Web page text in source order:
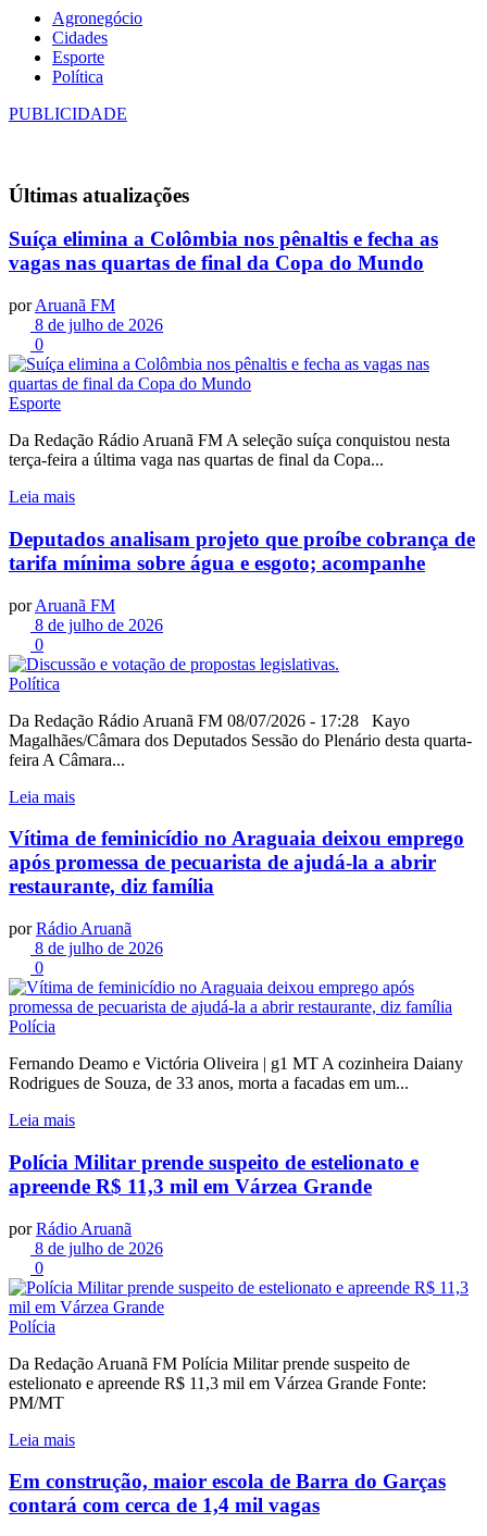
Agronegócio
Cidades
Esporte
Política
PUBLICIDADE
Últimas atualizações
Suíça elimina a Colômbia nos pênaltis e fecha as
vagas nas quartas de final da Copa do Mundo
por Aruanã FM
8 de julho de 2026
0
Esporte
Da Redação Rádio Aruanã FM A seleção suíça conquistou nesta
terça-feira a última vaga nas quartas de final da Copa...
Leia mais
Deputados analisam projeto que proíbe cobrança de
tarifa mínima sobre água e esgoto; acompanhe
por Aruanã FM
8 de julho de 2026
0
Política
Da Redação Rádio Aruanã FM 08/07/2026 - 17:28 Kayo
Magalhães/Câmara dos Deputados Sessão do Plenário desta quarta-
feira A Câmara...
Leia mais
Vítima de feminicídio no Araguaia deixou emprego
após promessa de pecuarista de ajudá-la a abrir
restaurante, diz família
por Rádio Aruanã
8 de julho de 2026
0
Polícia
Fernando Deamo e Victória Oliveira | g1 MT A cozinheira Daiany
Rodrigues de Souza, de 33 anos, morta a facadas em um...
Leia mais
Polícia Militar prende suspeito de estelionato e
apreende R$ 11,3 mil em Várzea Grande
por Rádio Aruanã
8 de julho de 2026
0
Polícia
Da Redação Aruanã FM Polícia Militar prende suspeito de
estelionato e apreende R$ 11,3 mil em Várzea Grande Fonte:
PM/MT
Leia mais
Em construção, maior escola de Barra do Garças
contará com cerca de 1,4 mil vagas